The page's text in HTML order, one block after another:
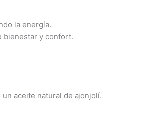
la energía.
bienestar y confort.
aceite natural de ajonjolí.